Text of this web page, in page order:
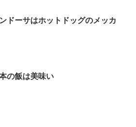
ドーサはホットドッグのメッカ
の飯は美味い